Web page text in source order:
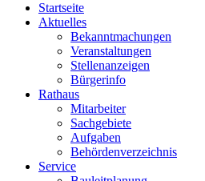
Startseite
Aktuelles
Bekanntmachungen
Veranstaltungen
Stellenanzeigen
Bürgerinfo
Rathaus
Mitarbeiter
Sachgebiete
Aufgaben
Behördenverzeichnis
Service